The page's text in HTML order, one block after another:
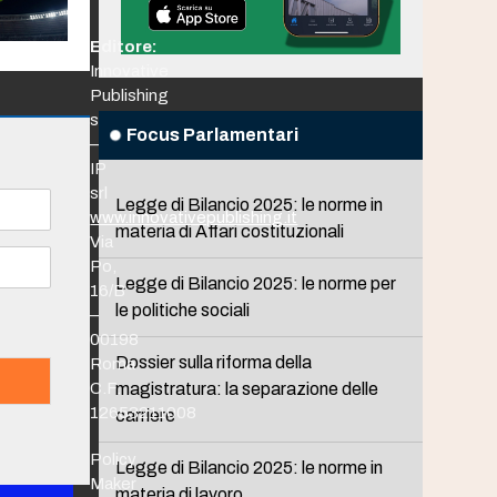
Focus Parlamentari
Legge di Bilancio 2025: le norme in
materia di Affari costituzionali
Legge di Bilancio 2025: le norme per
le politiche sociali
Dossier sulla riforma della
magistratura: la separazione delle
carriere
Legge di Bilancio 2025: le norme in
Editore:
Innovative
Publishing
srl
–
IP
srl
www.innovativepublishing.it
Via
Po,
16/B
–
00198
Roma
C.F.
12653211008
Policy
Maker